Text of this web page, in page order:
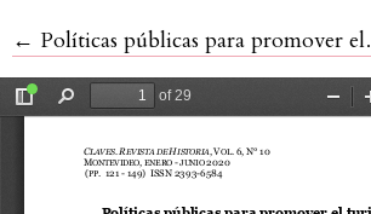
← Volver a los detalles del artículo
Políticas públicas para promover el turismo en La Pampa: agencias estatales, discursos y acciones para su desarrollo (1940-1960)